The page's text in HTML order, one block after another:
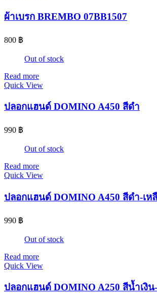
ผ้าเบรก BREMBO 07BB1507
800 ฿
Out of stock
Read more
Quick View
ปลอกแฮนด์ DOMINO A450 สีดำ
990 ฿
Out of stock
Read more
Quick View
ปลอกแฮนด์ DOMINO A450 สีดำ-เห
990 ฿
Out of stock
Read more
Quick View
ปลอกแฮนด์ DOMINO A250 สีน้ำเงิน